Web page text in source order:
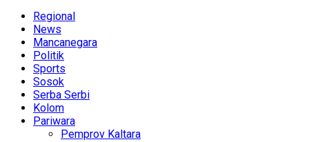
Regional
News
Mancanegara
Politik
Sports
Sosok
Serba Serbi
Kolom
Pariwara
Pemprov Kaltara